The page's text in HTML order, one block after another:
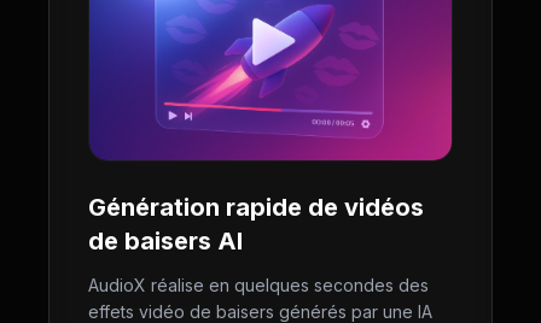
Génération rapide de vidéos
de baisers AI
AudioX réalise en quelques secondes des
effets vidéo de baisers générés par une IA